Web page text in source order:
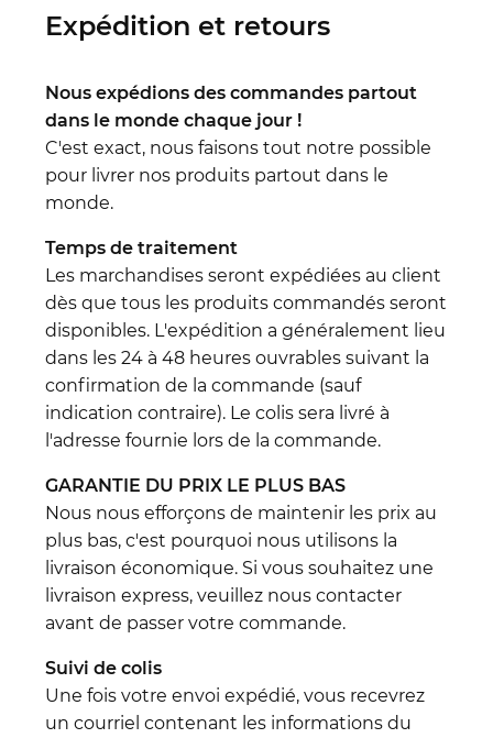
Expédition et retours
Nous expédions des commandes partout
dans le monde chaque jour !
C'est exact, nous faisons tout notre possible
pour livrer nos produits partout dans le
monde.
Temps de traitement
Les marchandises seront expédiées au client
dès que tous les produits commandés seront
disponibles. L'expédition a généralement lieu
dans les 24 à 48 heures ouvrables suivant la
confirmation de la commande (sauf
indication contraire). Le colis sera livré à
l'adresse fournie lors de la commande.
GARANTIE DU PRIX LE PLUS BAS
Nous nous efforçons de maintenir les prix au
plus bas, c'est pourquoi nous utilisons la
livraison économique. Si vous souhaitez une
livraison express, veuillez nous contacter
avant de passer votre commande.
Suivi de colis
Une fois votre envoi expédié, vous recevrez
un courriel contenant les informations du